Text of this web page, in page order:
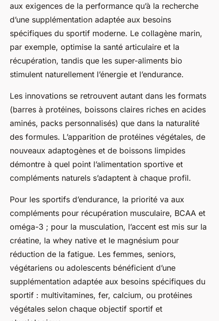
aux exigences de la performance qu’à la recherche
d’une supplémentation adaptée aux besoins
spécifiques du sportif moderne. Le collagène marin,
par exemple, optimise la santé articulaire et la
récupération, tandis que les super-aliments bio
stimulent naturellement l’énergie et l’endurance.
Les innovations se retrouvent autant dans les formats
(barres à protéines, boissons claires riches en acides
aminés, packs personnalisés) que dans la naturalité
des formules. L’apparition de protéines végétales, de
nouveaux adaptogènes et de boissons limpides
démontre à quel point l’alimentation sportive et
compléments naturels s’adaptent à chaque profil.
Pour les sportifs d’endurance, la priorité va aux
compléments pour récupération musculaire, BCAA et
oméga-3 ; pour la musculation, l’accent est mis sur la
créatine, la whey native et le magnésium pour
réduction de la fatigue. Les femmes, seniors,
végétariens ou adolescents bénéficient d’une
supplémentation adaptée aux besoins spécifiques du
sportif : multivitamines, fer, calcium, ou protéines
végétales selon chaque objectif sportif et